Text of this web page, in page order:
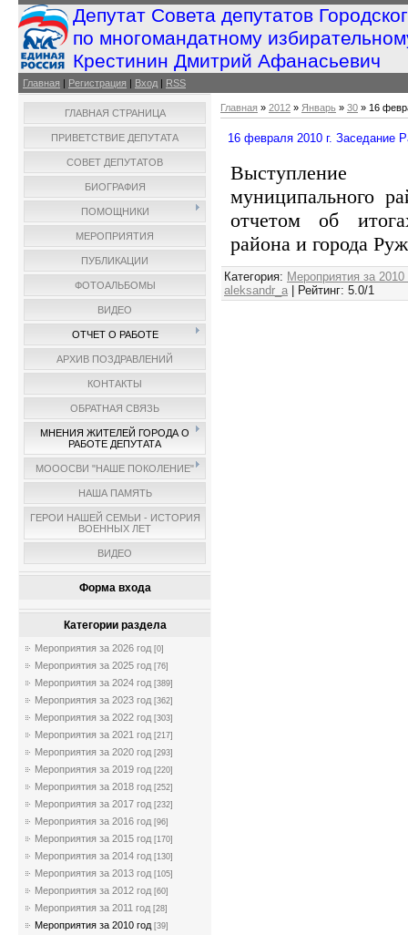
Депутат Совета депутатов
по многомандатному
Крестинин Дмитрий Афанасьевич
Главная | Регистрация | Вход | RSS
ГЛАВНАЯ СТРАНИЦА
ПРИВЕТСТВИЕ ДЕПУТАТА
СОВЕТ ДЕПУТАТОВ
БИОГРАФИЯ
ПОМОЩНИКИ
МЕРОПРИЯТИЯ
ПУБЛИКАЦИИ
ФОТОАЛЬБОМЫ
ВИДЕО
ОТЧЕТ О РАБОТЕ
АРХИВ ПОЗДРАВЛЕНИЙ
КОНТАКТЫ
ОБРАТНАЯ СВЯЗЬ
МНЕНИЯ ЖИТЕЛЕЙ ГОРОДА О
РАБОТЕ ДЕПУТАТА
МОООСВИ "НАШЕ ПОКОЛЕНИЕ"
НАША ПАМЯТЬ
ГЕРОИ НАШЕЙ СЕМЬИ - ИСТОРИЯ
ВОЕННЫХ ЛЕТ
ВИДЕО
Форма входа
Категории раздела
Мероприятия за 2026 год [0]
Мероприятия за 2025 год [76]
Мероприятия за 2024 год [389]
Мероприятия за 2023 год [362]
Мероприятия за 2022 год [303]
Мероприятия за 2021 год [217]
Мероприятия за 2020 год [293]
Мероприятия за 2019 год [220]
Мероприятия за 2018 год [252]
Мероприятия за 2017 год [232]
Мероприятия за 2016 год [96]
Мероприятия за 2015 год [170]
Мероприятия за 2014 год [130]
Мероприятия за 2013 год [105]
Мероприятия за 2012 год [60]
Мероприятия за 2011 год [28]
Мероприятия за 2010 год [39]
Главная » 2012 » Январь » 30 » 16
16 февраля 2010 г. Заседание
Выступление
муниципального
отчетом об
района и города
Категория: Мероприятия за 2010
aleksandr_a | Рейтинг: 5.0/1